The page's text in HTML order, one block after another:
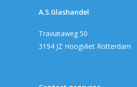
A.S.Glashandel
Traviataweg 50
3194 JZ Hoogvliet Rotterdam